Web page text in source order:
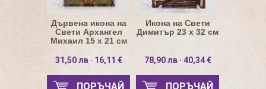
Дървена икона на
Свети Архангел
Михаил 15 х 21 см
31,50 лв · 16,11 €
ПОРЪЧАЙ
Икона на Свети
Димитър 23 х 32 см
78,90 лв · 40,34 €
ПОРЪЧАЙ